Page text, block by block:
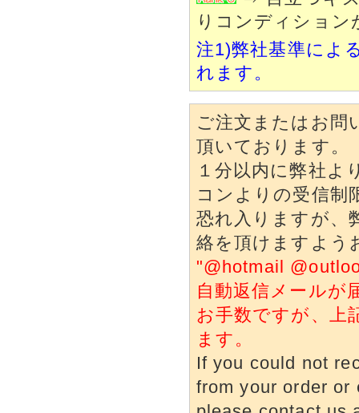
りコンディション
注1)弊社基準によ
れます。
ご注文またはお問
頂いております。
１分以内に弊社よ
コンよりの受信制
恐れ入りますが、
絡を頂けますよう
"@hotmail
自動返信メールが
お手数ですが、上
ます。
If you could not
from your order or